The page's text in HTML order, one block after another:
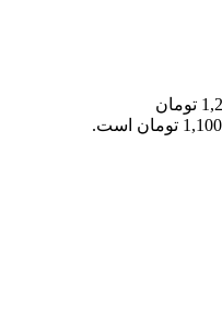
قیمت اصلی 1,250,000 تومان